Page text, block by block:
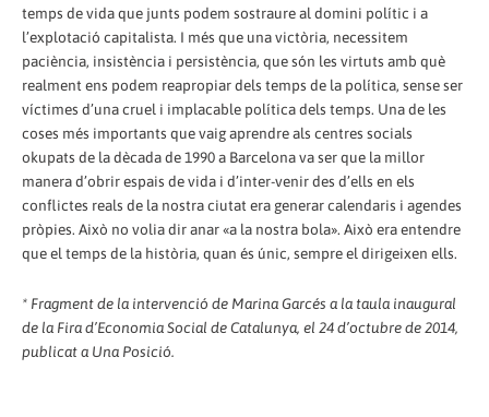
temps de vida que junts podem sostraure al domini polític i a
l’explotació capitalista. I més que una victòria, necessitem
paciència, insistència i persistència, que són les virtuts amb què
realment ens podem reapropiar dels temps de la política, sense ser
víctimes d’una cruel i implacable política dels temps. Una de les
coses més importants que vaig aprendre als centres socials
okupats de la dècada de 1990 a Barcelona va ser que la millor
manera d’obrir espais de vida i d’inter-venir des d’ells en els
conflictes reals de la nostra ciutat era generar calendaris i agendes
pròpies. Això no volia dir anar «a la nostra bola». Això era entendre
que el temps de la història, quan és únic, sempre el dirigeixen ells.
* Fragment de la intervenció de Marina Garcés a la taula inaugural
de la Fira d’Economia Social de Catalunya, el 24 d’octubre de 2014,
publicat a Una Posició.